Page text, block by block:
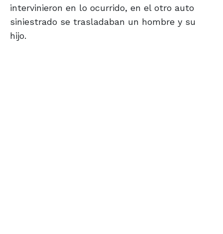
intervinieron en lo ocurrido, en el otro auto
siniestrado se trasladaban un hombre y su
hijo.